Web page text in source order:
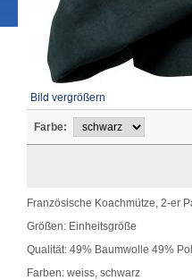
Bild vergrößern
Farbe:
Französische Koachmütze, 2-er
Größen: Einheitsgröße
Qualität: 49% Baumwolle 49%
Farben: weiss, schwarz